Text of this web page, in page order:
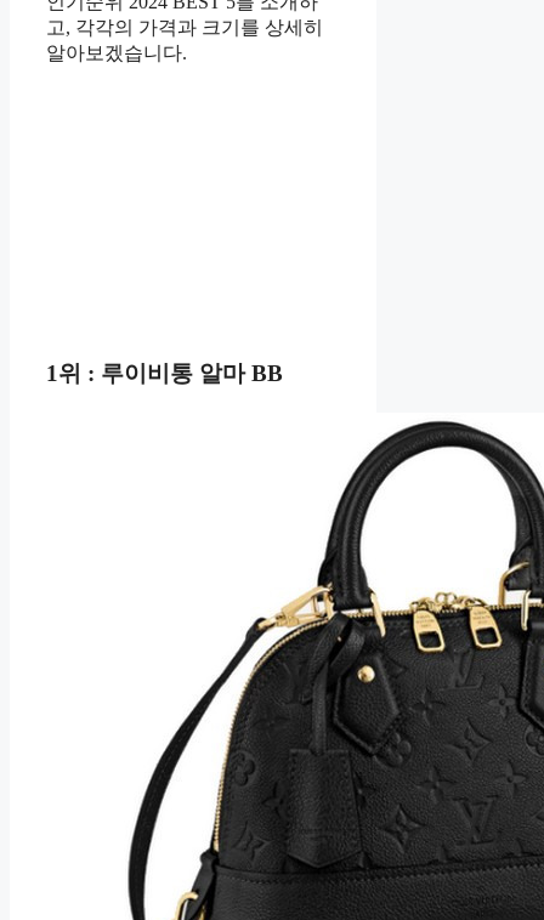
고, 각각의 가격과 크기를 상세히
알아보겠습니다.
1위 : 루이비통 알마 BB